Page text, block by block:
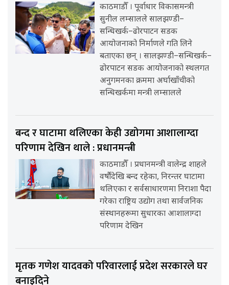
काठमाडौँ । पूर्वाधार विकासमन्त्री
सुनील लम्सालले सालझण्डी–
सन्धिखर्क–ढोरपाटन सडक
आयोजनाको निर्माणले गति लिने
बताएका छन् । सालझण्डी–सन्धिखर्क–
ढोरपाटन सडक आयोजनाको स्थलगत
अनुगमनका क्रममा अर्घाखाँचीको
सन्धिखर्कमा मन्त्री लम्सालले
बन्द र घाटामा थलिएका केही उद्योगमा आशालाग्दा
परिणाम देखिन थाले : प्रधानमन्त्री
काठमाडौँ । प्रधानमन्त्री वालेन्द्र शाहले
वर्षौंदेखि बन्द रहेका, निरन्तर घाटामा
थलिएका र सर्वसाधारणमा निराशा पैदा
गरेका राष्ट्रिय उद्योग तथा सार्वजनिक
संस्थानहरूमा सुधारका आशालाग्दा
परिणाम देखिन
मृतक गणेश यादवको परिवारलाई प्रदेश सरकारले घर
बनाइदिने